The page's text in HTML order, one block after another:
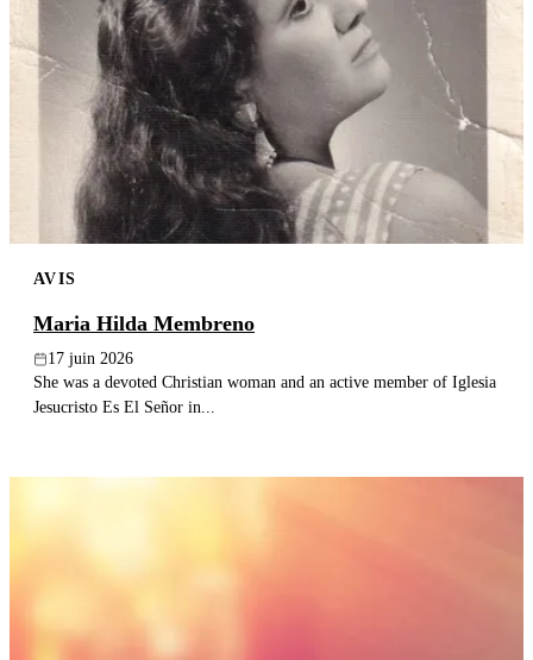
AVIS
Maria Hilda Membreno
17 juin 2026
She was a devoted Christian woman and an active member of Iglesia
Jesucristo Es El Señor in...